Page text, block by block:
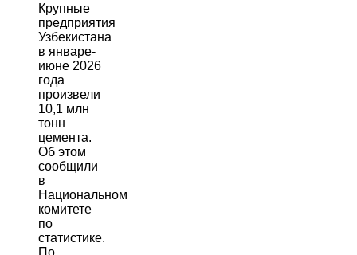
Крупные
предприятия
Узбекистана
в январе-
июне 2026
года
произвели
10,1 млн
тонн
цемента.
Об этом
сообщили
в
Национальном
комитете
по
статистике.
По